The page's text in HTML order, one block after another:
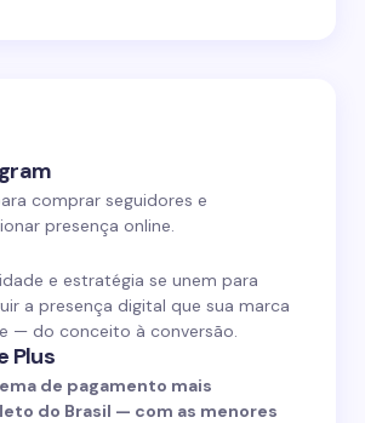
comprar seguidores e
presença online.
e estratégia se unem para
a presença digital que sua marca
— do conceito à conversão.
Plus
de pagamento mais
do Brasil — com as menores